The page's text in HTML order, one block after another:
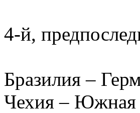
4-й,
Бразилия –
Чехия – Южная